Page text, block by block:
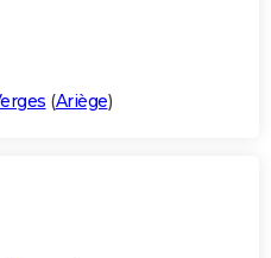
(Ariège)